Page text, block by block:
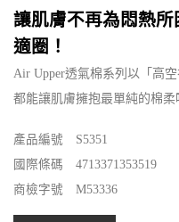
讓肌膚不再為悶熱
適圈！
Air Upper透氣棉系列以「高
都能讓肌膚擁抱最單純的棉柔
產品編號 S5351
國際條碼 4713371353519
商檢字號 M53336